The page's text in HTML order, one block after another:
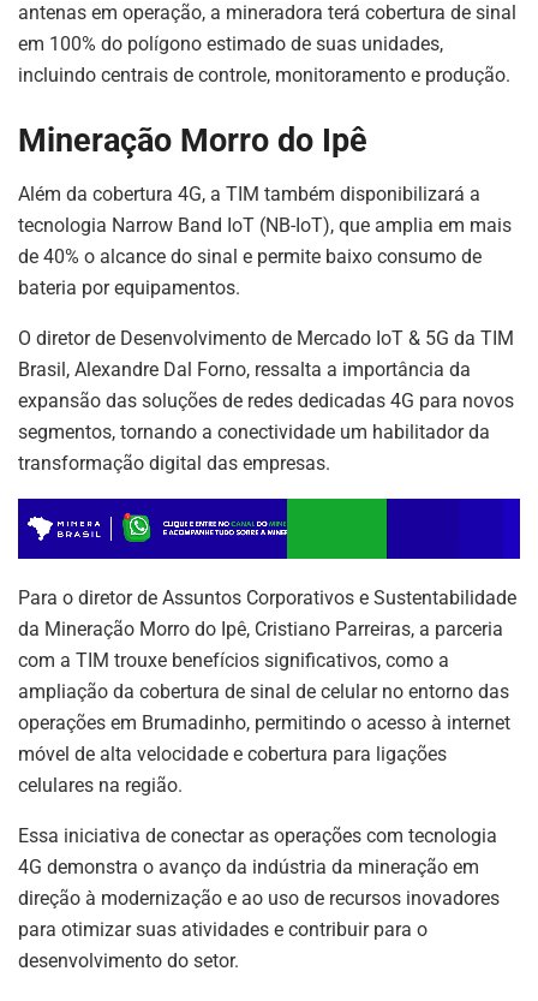
antenas em operação, a mineradora terá cobertura de sinal
em 100% do polígono estimado de suas unidades,
incluindo centrais de controle, monitoramento e produção.
Mineração Morro do Ipê
Além da cobertura 4G, a TIM também disponibilizará a
tecnologia Narrow Band IoT (NB-IoT), que amplia em mais
de 40% o alcance do sinal e permite baixo consumo de
bateria por equipamentos.
O diretor de Desenvolvimento de Mercado IoT & 5G da TIM
Brasil, Alexandre Dal Forno, ressalta a importância da
expansão das soluções de redes dedicadas 4G para novos
segmentos, tornando a conectividade um habilitador da
transformação digital das empresas.
Para o diretor de Assuntos Corporativos e Sustentabilidade
da Mineração Morro do Ipê, Cristiano Parreiras, a parceria
com a TIM trouxe benefícios significativos, como a
ampliação da cobertura de sinal de celular no entorno das
operações em Brumadinho, permitindo o acesso à internet
móvel de alta velocidade e cobertura para ligações
celulares na região.
Essa iniciativa de conectar as operações com tecnologia
4G demonstra o avanço da indústria da mineração em
direção à modernização e ao uso de recursos inovadores
para otimizar suas atividades e contribuir para o
desenvolvimento do setor.